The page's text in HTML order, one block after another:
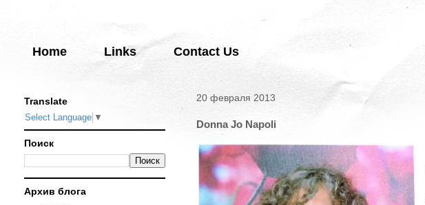
Home Links Contact Us
20 февраля 2013
Donna Jo Napoli
Translate
Select Language ▼
Поиск
Архив блога